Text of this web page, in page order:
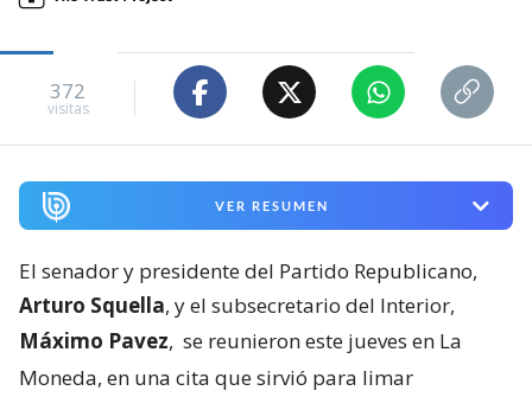
372
visitas
VER RESUMEN
El senador y presidente del Partido Republicano,
Arturo Squella, y el subsecretario del Interior,
Máximo Pavez, se reunieron este jueves en La
Moneda, en una cita que sirvió para limar